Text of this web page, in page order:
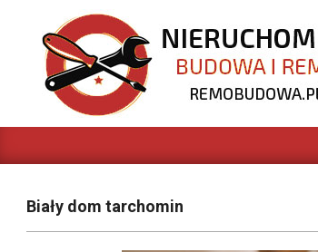
content
REMOBUDOWA.PL
Biały dom tarchomin